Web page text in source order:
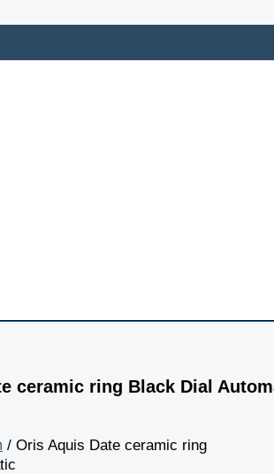
ceramic ring Black Dial
/ Oris Aquis Date ceramic ring